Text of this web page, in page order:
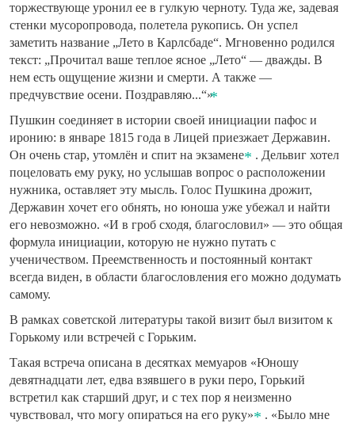
торжествующе уронил ее в гулкую черноту. Туда же, задевая
стенки мусоропровода, полетела рукопись. Он успел
заметить название „Лето в Карлсбаде“. Мгновенно родился
текст: „Прочитал ваше теплое ясное „Лето“ — дважды. В
нем есть ощущение жизни и смерти. А также —
предчувствие осени. Поздравляю...“»
Пушкин соединяет в истории своей инициации пафос и
иронию: в январе 1815 года в Лицей приезжает Державин.
Он очень стар, утомлён и спит на экзамене
. Дельвиг хотел
поцеловать ему руку, но услышав вопрос о расположении
нужника, оставляет эту мысль. Голос Пушкина дрожит,
Державин хочет его обнять, но юноша уже убежал и найти
его невозможно. «И в гроб сходя, благословил» — это общая
формула инициации, которую не нужно путать с
ученичеством. Преемственность и постоянный контакт
всегда виден, в области благословления его можно додумать
самому.
В рамках советской литературы такой визит был визитом к
Горькому или встречей с Горьким.
Такая встреча описана в десятках мемуаров «Юношу
девятнадцати лет, едва взявшего в руки перо, Горький
встретил как старший друг, и с тех пор я неизменно
чувствовал, что могу опираться на его руку»
. «Было мне